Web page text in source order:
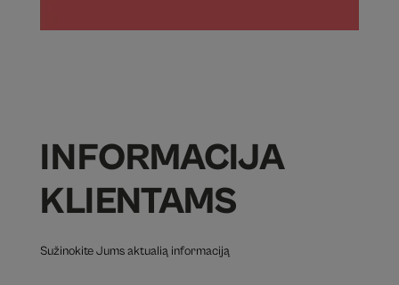
INFORMACIJA
KLIENTAMS
Sužinokite Jums aktualią informaciją